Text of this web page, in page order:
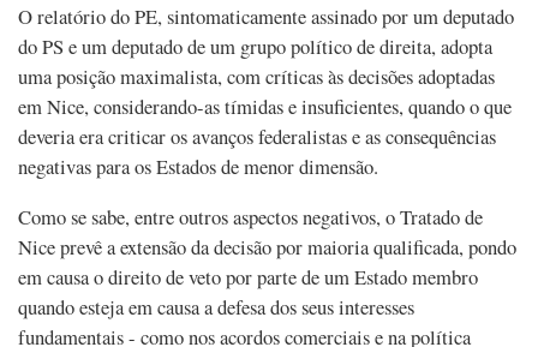
O relatório do PE, sintomaticamente assinado por um deputado
do PS e um deputado de um grupo político de direita, adopta
uma posição maximalista, com críticas às decisões adoptadas
em Nice, considerando-as tímidas e insuficientes, quando o que
deveria era criticar os avanços federalistas e as consequências
negativas para os Estados de menor dimensão.
Como se sabe, entre outros aspectos negativos, o Tratado de
Nice prevê a extensão da decisão por maioria qualificada, pondo
em causa o direito de veto por parte de um Estado membro
quando esteja em causa a defesa dos seus interesses
fundamentais - como nos acordos comerciais e na política